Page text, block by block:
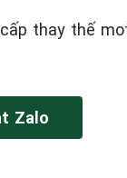
thay thế
Zalo